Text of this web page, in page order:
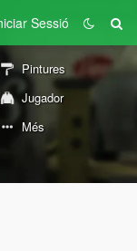
Sessió
Pintures
Jugador
Més